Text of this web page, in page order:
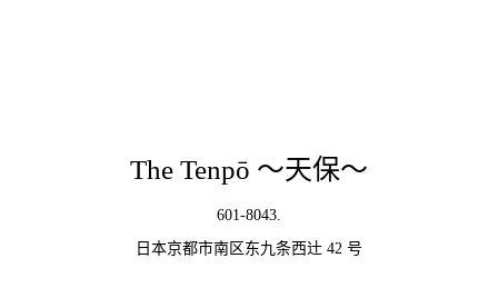
The Tenpō ～天保～
601-8043.
日本京都市南区东九条西辻 42 号